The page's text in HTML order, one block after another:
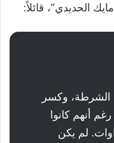
الحديدي”، قائلاً:
وكسر
أنهم كانوا
لم يكن